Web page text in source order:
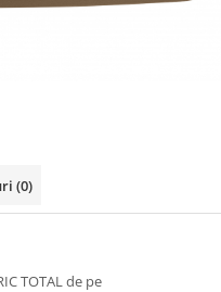
(0)
TOTAL de pe